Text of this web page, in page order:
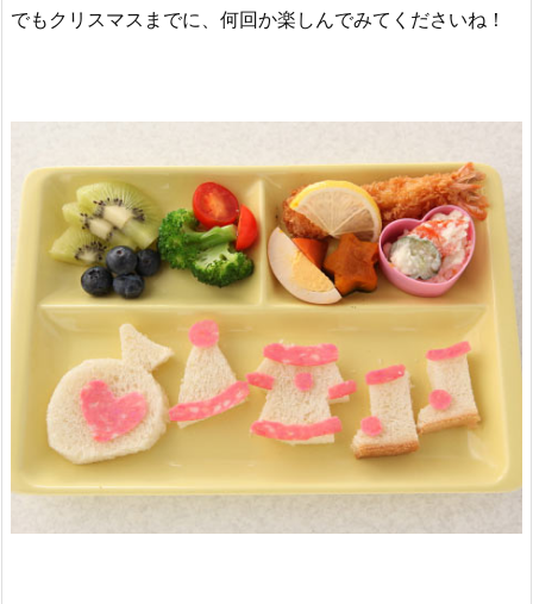
でもクリスマスまでに、何回か楽しんでみてくださいね！